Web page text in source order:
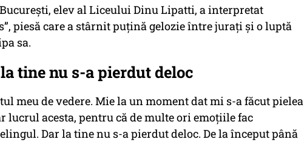
elev al Liceului Dinu Lipatti, a interpretat
piesă care a stârnit puțină gelozie între jurați și o luptă
sa.
tine nu s-a pierdut deloc
meu de vedere. Mie la un moment dat mi s-a făcut pielea
lucrul acesta, pentru că de multe ori emoțiile fac
Dar la tine nu s-a pierdut deloc. De la început până